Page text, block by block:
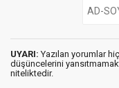
UYARI: Yazılan yorumlar
düşüncelerini
niteliktedir.